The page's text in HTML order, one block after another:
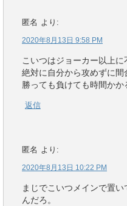
匿名 より:
2020年8月13日 9:58 PM
こいつはジョーカー以上に
絶対に自分から攻めずに間
勝っても負けても時間かか
返信
匿名 より:
2020年8月13日 10:22 PM
まじでこいつメインで置
んだろ。